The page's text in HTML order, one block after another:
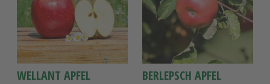
WELLANT APFEL BERLEPSCH APFEL